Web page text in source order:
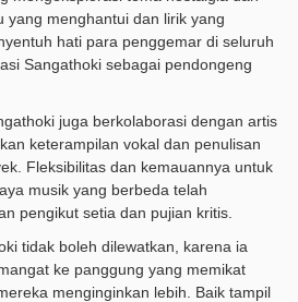
yang menghantui dan lirik yang
hati para penggemar di seluruh
Sangathoki sebagai pendongeng
juga berkolaborasi dengan artis
keterampilan vokal dan penulisan
Fleksibilitas dan kemauannya untuk
musik yang berbeda telah
pengikut setia dan pujian kritis.
tidak boleh dilewatkan, karena ia
ke panggung yang memikat
menginginkan lebih. Baik tampil